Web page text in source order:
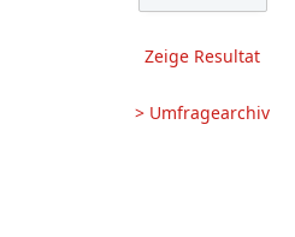
Zeige Resultat
> Umfragearchiv